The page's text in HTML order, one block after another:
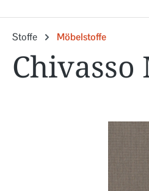
Stoffe Möbelstoffe
Chivasso